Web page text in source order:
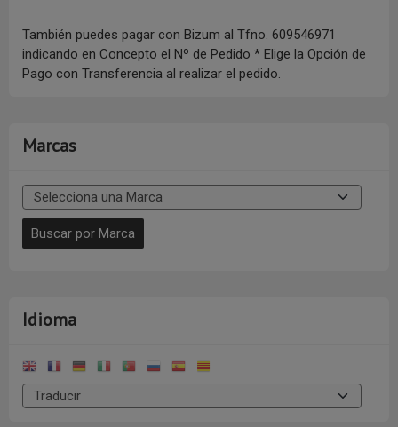
También puedes pagar con Bizum al Tfno. 609546971
indicando en Concepto el Nº de Pedido * Elige la Opción de
Pago con Transferencia al realizar el pedido.
Marcas
Idioma